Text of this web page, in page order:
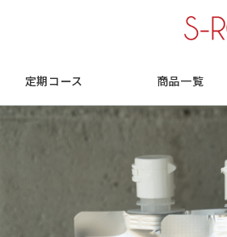
定期コース 商品一覧